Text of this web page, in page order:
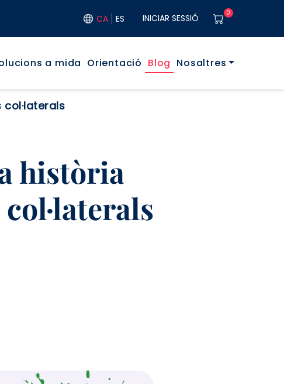
CA ES User
INICIAR SESSIÓ 0
principal
a mida Orientació Blog Nosaltres
història